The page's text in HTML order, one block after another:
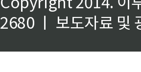
2680 ㅣ 보도자료